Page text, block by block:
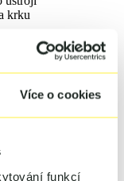
Více o cookies
funkcí
krku